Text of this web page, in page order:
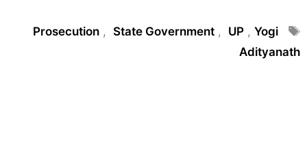
Tags
Prosecution , State Government , UP , Yogi
Adityanath